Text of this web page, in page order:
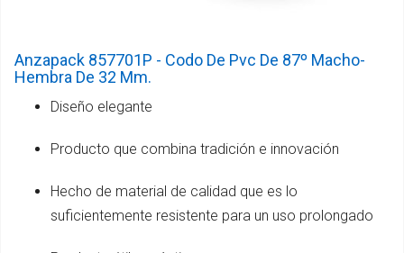
Anzapack 857701P - Codo De Pvc De 87º Macho-
Hembra De 32 Mm.
Diseño elegante
Producto que combina tradición e innovación
Hecho de material de calidad que es lo
suficientemente resistente para un uso prolongado